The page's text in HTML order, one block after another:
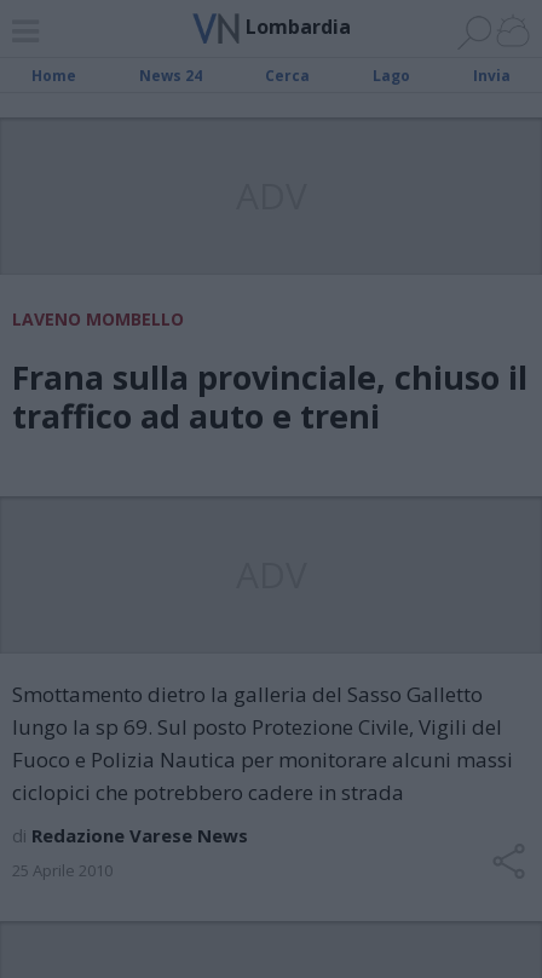
Lombardia
Home News 24 Cerca Lago Invia
LAVENO MOMBELLO
Frana sulla provinciale, chiuso il
traffico ad auto e treni
Smottamento dietro la galleria del Sasso Galletto
lungo la sp 69. Sul posto Protezione Civile, Vigili del
Fuoco e Polizia Nautica per monitorare alcuni massi
ciclopici che potrebbero cadere in strada
di Redazione Varese News
25 Aprile 2010